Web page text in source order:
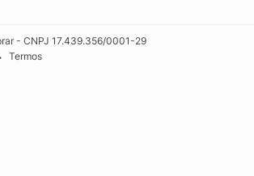
- CNPJ 17.439.356/0001-29
• Termos